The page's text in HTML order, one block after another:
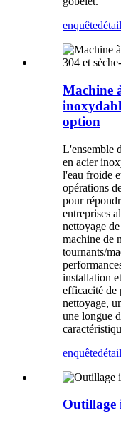
enquêtedétail
Machine
option
L'ensemble
en acier
l'eau froide
opérations
pour
entreprises
nettoyage
machine de
tournants/
installation
efficacité de
nettoyage,
une longue
enquêtedétail
Outillage